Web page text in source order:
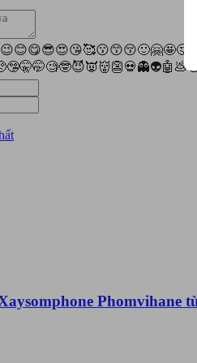
😉😊😋😎😍😘🥰😗😙😚🙂🤗🤩🤔
🤥🤫🤭🧐🤓😈👿👹👺💀👻👽🤖 💩😺
Phomvihane